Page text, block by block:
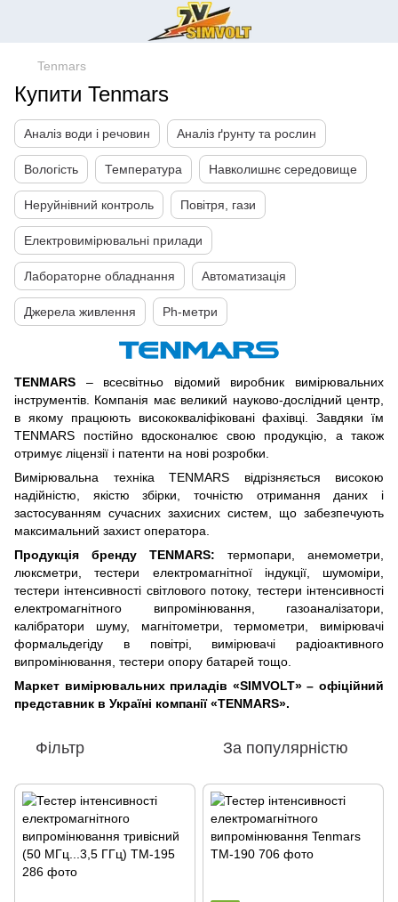
Tenmars
Купити Tenmars
Аналіз води і речовин Аналіз ґрунту та рослин
Вологість Температура Навколишнє середовище
Неруйнівний контроль Повітря, гази
Електровимірювальні прилади
Лабораторне обладнання Автоматизація
Джерела живлення Ph-метри
TENMARS – всесвітньо відомий виробник вимірювальних
інструментів. Компанія має великий науково-дослідний центр,
в якому працюють висококваліфіковані фахівці. Завдяки їм
TENMARS постійно вдосконалює свою продукцію, а також
отримує ліцензії і патенти на нові розробки.
Вимірювальна техніка TENMARS відрізняється високою
надійністю, якістю збірки, точністю отримання даних і
застосуванням сучасних захисних систем, що забезпечують
максимальний захист оператора.
Продукція бренду TENMARS: термопари, анемометри,
люксметри, тестери електромагнітної індукції, шумоміри,
тестери інтенсивності світлового потоку, тестери інтенсивності
електромагнітного випромінювання, газоаналізатори,
калібратори шуму, магнітометри, термометри, вимірювачі
формальдегіду в повітрі, вимірювачі радіоактивного
випромінювання, тестери опору батарей тощо.
Маркет вимірювальних приладів «SIMVOLT» – офіційний
представник в Україні компанії «TENMARS».
Фільтр За популярністю